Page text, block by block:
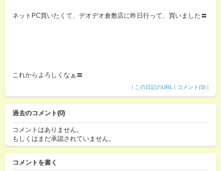
ネットPC買いたくて、デオデオ倉敷店に昨日行って、買いました〓
これからよろしくなぁ〓
| この日記のURL | コメント(0) |
過去のコメント(0)
コメントはありません。
もしくはまだ承認されていません。
コメントを書く